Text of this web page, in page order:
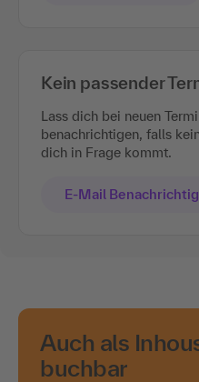
Kein passender
Lass dich bei neuen
benachrichtigen, falls
dich in Frage kommt.
E-Mail
Auch als
buchbar